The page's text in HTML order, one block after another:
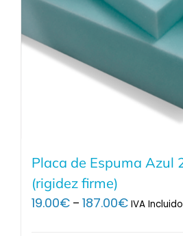
Placa de Espuma Azul
(rigidez firme)
19.00€ – 187.00€Price
IVA Incluido